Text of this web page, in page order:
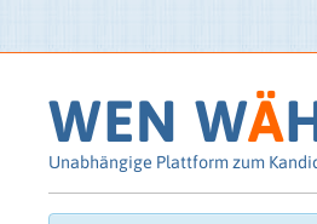
WEN WÄ
Unabhängige Plattform zum